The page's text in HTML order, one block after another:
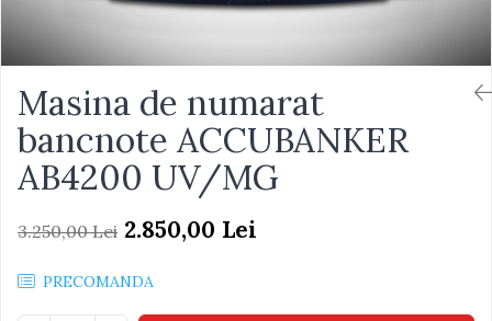
Masina de numarat
bancnote ACCUBANKER
AB4200 UV/MG
3.250,00 Lei 2.850,00 Lei
PRECOMANDA